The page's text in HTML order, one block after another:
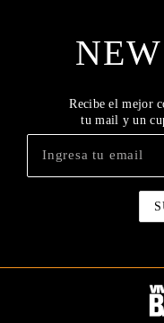
Recibe el mejor
tu mail y un